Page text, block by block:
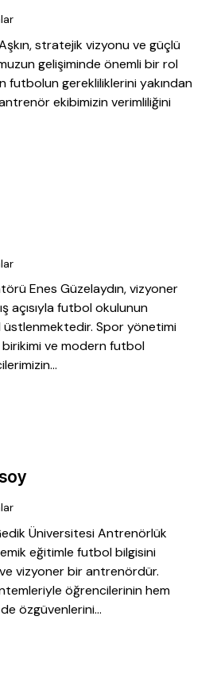
stratejik vizyonu ve güçlü
gelişiminde önemli bir rol
futbolun gerekliliklerini yakından
ekibimizin verimliliğini
Enes Güzelaydın, vizyoner
açısıyla futbol okulunun
Spor yönetimi
ve modern futbol
Üniversitesi Antrenörlük
eğitimle futbol bilgisini
vizyoner bir antrenördür.
öğrencilerinin hem
özgüvenlerini…